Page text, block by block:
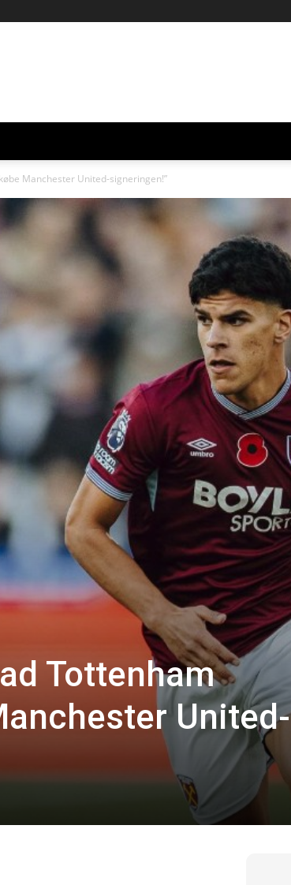
Manchester United-signeringen!”
Tottenham
United-